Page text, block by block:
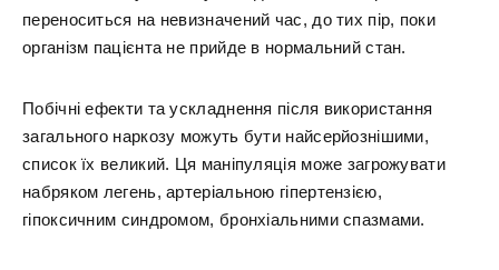
переноситься на невизначений час, до тих пір, поки
організм пацієнта не прийде в нормальний стан.
Побічні ефекти та ускладнення після використання
загального наркозу можуть бути найсерйознішими,
список їх великий. Ця маніпуляція може загрожувати
набряком легень, артеріальною гіпертензією,
гіпоксичним синдромом, бронхіальними спазмами.